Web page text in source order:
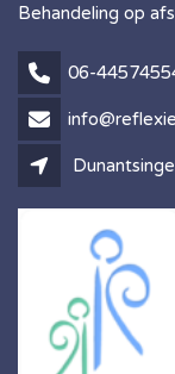
Behandeling op
06-